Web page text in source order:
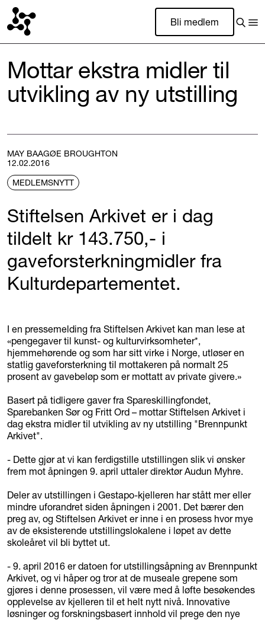
Bli medlem
Mottar ekstra midler til
utvikling av ny utstilling
MAY BAAGØE BROUGHTON
12.02.2016
MEDLEMSNYTT
Stiftelsen Arkivet er i dag
tildelt kr 143.750,- i
gaveforsterkningmidler fra
Kulturdepartementet.
I en pressemelding fra Stiftelsen Arkivet kan man lese at
«pengegaver til kunst- og kulturvirksomheter*,
hjemmehørende og som har sitt virke i Norge, utløser en
statlig gaveforsterkning til mottakeren på normalt 25
prosent av gavebeløp som er mottatt av private givere.»
Basert på tidligere gaver fra Spareskillingfondet,
Sparebanken Sør og Fritt Ord – mottar Stiftelsen Arkivet i
dag ekstra midler til utvikling av ny utstilling "Brennpunkt
Arkivet".
- Dette gjør at vi kan ferdigstille utstillingen slik vi ønsker
frem mot åpningen 9. april uttaler direktør Audun Myhre.
Deler av utstillingen i Gestapo-kjelleren har stått mer eller
mindre uforandret siden åpningen i 2001. Det bærer den
preg av, og Stiftelsen Arkivet er inne i en prosess hvor mye
av de eksisterende utstillingslokalene i løpet av dette
skoleåret vil bli byttet ut.
- 9. april 2016 er datoen for utstillingsåpning av Brennpunkt
Arkivet, og vi håper og tror at de museale grepene som
gjøres i denne prosessen, vil være med å løfte besøkendes
opplevelse av kjelleren til et helt nytt nivå. Innovative
løsninger og forskningsbasert innhold vil prege den nye